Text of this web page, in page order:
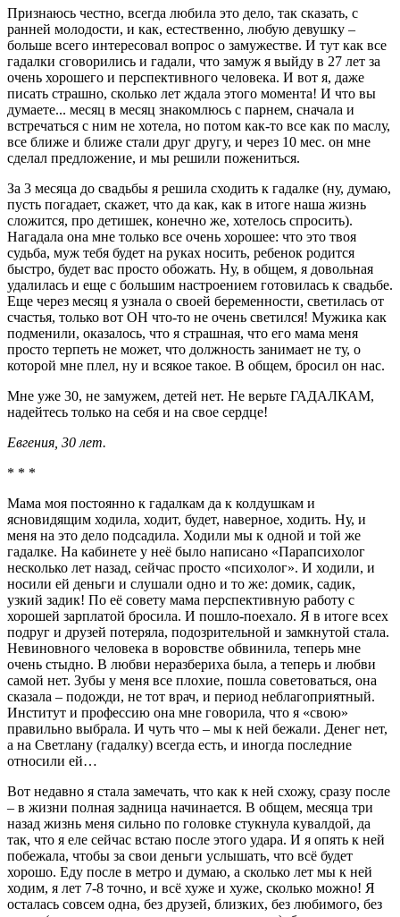
Признаюсь честно, всегда любила это дело, так сказать, с
ранней молодости, и как, естественно, любую девушку –
больше всего интересовал вопрос о замужестве. И тут как все
гадалки сговорились и гадали, что замуж я выйду в 27 лет за
очень хорошего и перспективного человека. И вот я, даже
писать страшно, сколько лет ждала этого момента! И что вы
думаете... месяц в месяц знакомлюсь с парнем, сначала и
встречаться с ним не хотела, но потом как-то все как по маслу,
все ближе и ближе стали друг другу, и через 10 мес. он мне
сделал предложение, и мы решили пожениться.
За 3 месяца до свадьбы я решила сходить к гадалке (ну, думаю,
пусть погадает, скажет, что да как, как в итоге наша жизнь
сложится, про детишек, конечно же, хотелось спросить).
Нагадала она мне только все очень хорошее: что это твоя
судьба, муж тебя будет на руках носить, ребенок родится
быстро, будет вас просто обожать. Ну, в общем, я довольная
удалилась и еще с большим настроением готовилась к свадьбе.
Еще через месяц я узнала о своей беременности, светилась от
счастья, только вот ОН что-то не очень светился! Мужика как
подменили, оказалось, что я страшная, что его мама меня
просто терпеть не может, что должность занимает не ту, о
которой мне плел, ну и всякое такое. В общем, бросил он нас.
Мне уже 30, не замужем, детей нет. Не верьте ГАДАЛКАМ,
надейтесь только на себя и на свое сердце!
Евгения, 30 лет.
* * *
Мама моя постоянно к гадалкам да к колдушкам и
ясновидящим ходила, ходит, будет, наверное, ходить. Ну, и
меня на это дело подсадила. Ходили мы к одной и той же
гадалке. На кабинете у неё было написано «Парапсихолог
несколько лет назад, сейчас просто «психолог». И ходили, и
носили ей деньги и слушали одно и то же: домик, садик,
узкий задик! По её совету мама перспективную работу с
хорошей зарплатой бросила. И пошло-поехало. Я в итоге всех
подруг и друзей потеряла, подозрительной и замкнутой стала.
Невиновного человека в воровстве обвинила, теперь мне
очень стыдно. В любви неразбериха была, а теперь и любви
самой нет. Зубы у меня все плохие, пошла советоваться, она
сказала – подожди, не тот врач, и период неблагоприятный.
Институт и профессию она мне говорила, что я «свою»
правильно выбрала. И чуть что – мы к ней бежали. Денег нет,
а на Светлану (гадалку) всегда есть, и иногда последние
относили ей…
Вот недавно я стала замечать, что как к ней схожу, сразу после
– в жизни полная задница начинается. В общем, месяца три
назад жизнь меня сильно по головке стукнула кувалдой, да
так, что я еле сейчас встаю после этого удара. И я опять к ней
побежала, чтобы за свои деньги услышать, что всё будет
хорошо. Еду после в метро и думаю, а сколько лет мы к ней
ходим, я лет 7-8 точно, и всё хуже и хуже, сколько можно! Я
осталась совсем одна, без друзей, близких, без любимого, без